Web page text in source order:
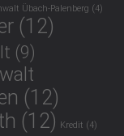
Übach-Palenberg (4)
(12)
(9)
(12)
(12) Kredit (4)